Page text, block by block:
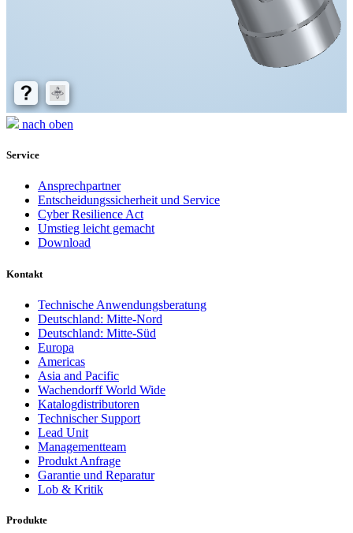
nach oben
Service
Ansprechpartner
Entscheidungssicherheit und Service
Cyber Resilience Act
Umstieg leicht gemacht
Download
Kontakt
Technische Anwendungsberatung
Deutschland: Mitte-Nord
Deutschland: Mitte-Süd
Europa
Americas
Asia and Pacific
Wachendorff World Wide
Katalogdistributoren
Technischer Support
Lead Unit
Managementteam
Produkt Anfrage
Garantie und Reparatur
Lob & Kritik
Produkte